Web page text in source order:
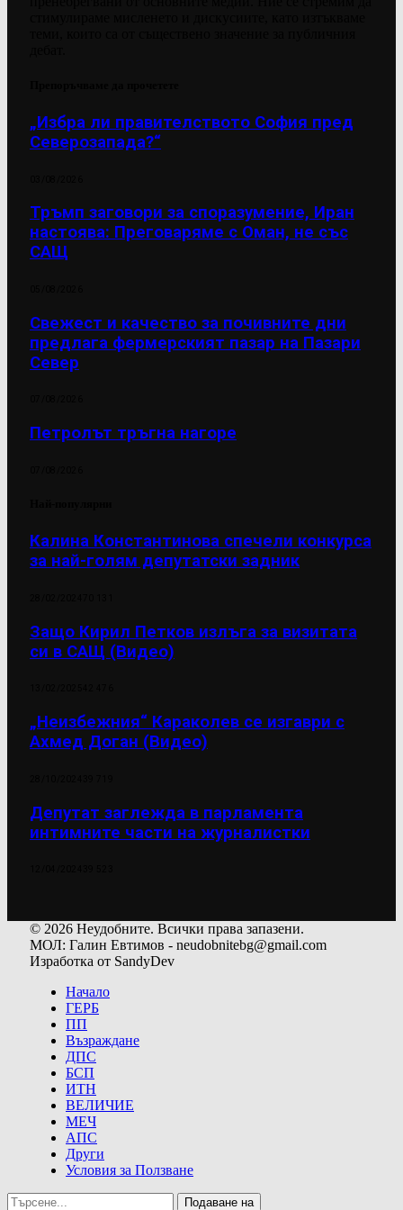
„Избра ли правителството София пред
Северозапада?“
Тръмп заговори за споразумение, Иран
настоява: Преговаряме с Оман, не със
САЩ
Свежест и качество за почивните дни
предлага фермерският пазар на Пазари
Север
Петролът тръгна нагоре
Калина Константинова спечели конкурса
за най-голям депутатски задник
Защо Кирил Петков излъга за визитата
си в САЩ (Видео)
„Неизбежния“ Караколев се изгаври с
Ахмед Доган (Видео)
Депутат заглежда в парламента
интимните части на журналистки
© 2026 Неудобните. Всички права запазени.
МОЛ: Галин Евтимов - neudobnitebg@gmail.com
Изработка от SandyDev
Начало
ГЕРБ
ПП
Възраждане
ДПС
БСП
ИТН
ВЕЛИЧИЕ
МЕЧ
АПС
Други
Условия за Ползване
Подаване на